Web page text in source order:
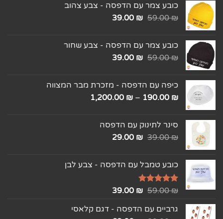
כובע צמר עם הדפסה - צבע צהוב
59.00₪
39.00 ₪
כובע צמר עם הדפסה - צבע שחור
59.00₪
39.00 ₪
כיפה עם הדפסה - מזכרת מבר המצווה
190.00 ₪
–
1,200.00 ₪
סינר לתינוק עם הדפסה
39.00₪
29.00 ₪
כובע טמבל עם הדפסה - צבע לבן
דורג5.00
59.00₪
39.00 ₪
גרביים עם הדפסה - דגם קלאסי